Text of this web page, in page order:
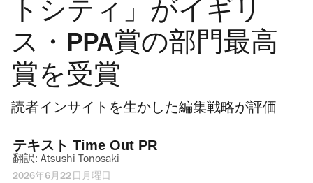
トシティ」がイギリ
ス・PPA賞の部門最高
賞を受賞
読者インサイトを生かした編集戦略が評価
テキスト Time Out PR
翻訳: Atsushi Tonosaki
2026年6月22日月曜日